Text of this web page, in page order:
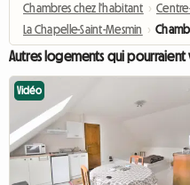
Chambres chez l'habitant ›
La Chapelle-Saint-Mesmin ›
Autres logements qui pourraient
Vidéo